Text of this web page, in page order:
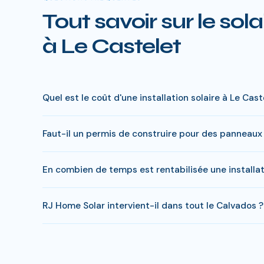
Tout savoir sur le
à Le Castelet
Quel est le coût d'une installation solaire à Le
à charge peut descendre sous 4 000 € pour une
Faut-il un permis de construire pour des
RJ Home Solar gère toutes ces démarches sans
En combien de temps est rentabilisée une
delai.
RJ Home Solar intervient-il dans tout le Calvados ?